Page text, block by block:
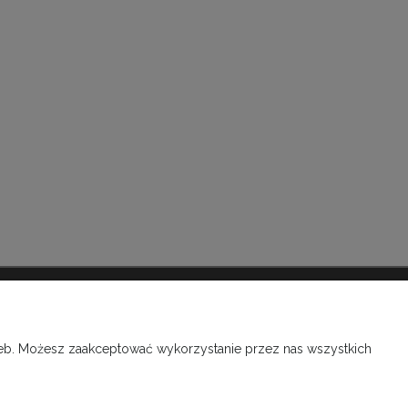
O firmie, kontakt
Możesz zaakceptować wykorzystanie przez nas wszystkich